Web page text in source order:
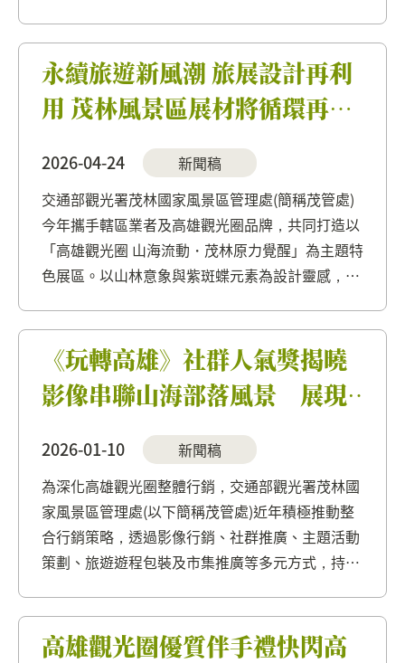
續環境友善與永續理念，以高屏山麓自然意象為設
計主軸，融合紫斑蝶元素，採...
永續旅遊新風潮 旅展設計再利
用 茂林風景區展材將循環再生
打造孩童友善空間 2026
ATTA臺中國際旅展將於4月24
日至4月27日於臺中國際會展
中心盛 大登場。
2026-04-24
新聞稿
交通部觀光署茂林國家風景區管理處(簡稱茂管處)
今年攜手轄區業者及高雄觀光圈品牌，共同打造以
「高雄觀光圈 山海流動・茂林原力覺醒」為主題特
色展區。以山林意象與紫斑蝶元素為設計靈感，構
語，親身感受自然的療癒力量與土地的真實溫度。
在展場設計上，採用可重複...
《玩轉高雄》社群人氣獎揭曉
影像串聯山海部落風景 展現
高雄觀光圈多元魅力
2026-01-10
新聞稿
為深化高雄觀光圈整體行銷，交通部觀光署茂林國
家風景區管理處(以下簡稱茂管處)近年積極推動整
合行銷策略，透過影像行銷、社群推廣、主題活動
策劃、旅遊遊程包裝及市集推廣等多元方式，持續
織而成的豐富樣貌。為鼓勵全民以影像參與城市行
銷，茂管處特別舉辦《玩轉高雄》...
高雄觀光圈優質伴手禮快閃高